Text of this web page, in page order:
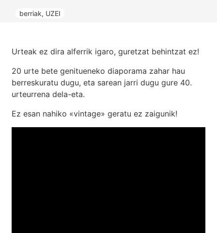
berriak, UZEI
Urteak ez dira alferrik igaro, guretzat behintzat ez!
20 urte bete genitueneko diaporama zahar hau
berreskuratu dugu, eta sarean jarri dugu gure 40.
urteurrena dela-eta.
Ez esan nahiko «vintage» geratu ez zaigunik!